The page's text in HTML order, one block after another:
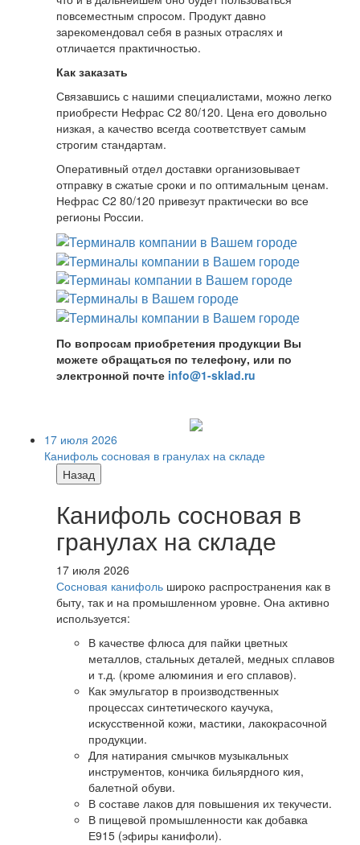
повсеместным спросом. Продукт давно
зарекомендовал себя в разных отраслях и
отличается практичностью.
Как заказать
Связавшись с нашими специалистами, можно легко
приобрести Нефрас С2 80/120. Цена его довольно
низкая, а качество всегда соответствует самым
строгим стандартам.
Оперативный отдел доставки организовывает
отправку в сжатые сроки и по оптимальным ценам.
Нефрас С2 80/120 привезут практически во все
регионы России.
По вопросам приобретения продукции Вы
можете обращаться по телефону, или по
электронной почте info@1-sklad.ru
17 июля 2026
Канифоль сосновая в гранулах на складе
Назад
Канифоль сосновая в
гранулах на складе
17 июля 2026
Сосновая канифоль широко распространения как в
быту, так и на промышленном уровне. Она активно
используется:
В качестве флюса для пайки цветных
металлов, стальных деталей, медных сплавов
и т.д. (кроме алюминия и его сплавов).
Как эмульгатор в производственных
процессах синтетического каучука,
искусственной кожи, мастики, лакокрасочной
продукции.
Для натирания смычков музыкальных
инструментов, кончика бильярдного кия,
балетной обуви.
В составе лаков для повышения их текучести.
В пищевой промышленности как добавка
Е915 (эфиры канифоли).